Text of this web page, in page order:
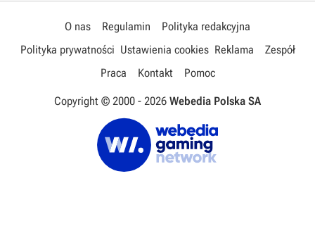
O nas Regulamin
Polityka redakcyjna
Polityka prywatności Ustawienia cookies Reklama
Zespół
Praca
Kontakt Pomoc
Copyright © 2000 - 2026 Webedia Polska SA